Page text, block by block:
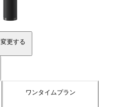
変更する
ワンタイムプラン